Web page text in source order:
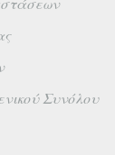
Συνόλου